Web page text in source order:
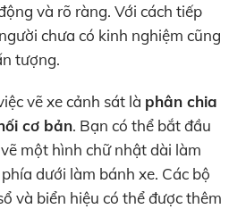
và rõ ràng. Với cách tiếp
chưa có kinh nghiệm cũng
tượng.
vẽ xe cảnh sát là phân chia
cơ bản. Bạn có thể bắt đầu
một hình chữ nhật dài làm
dưới làm bánh xe. Các bộ
và biển hiệu có thể được thêm